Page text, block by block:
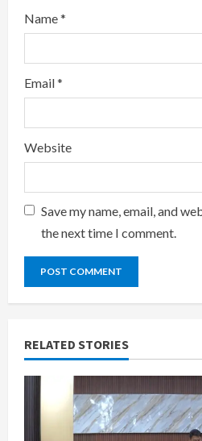
Name*
Email*
Website
Save my name, email, and
the next time I comment.
RELATED STORIES